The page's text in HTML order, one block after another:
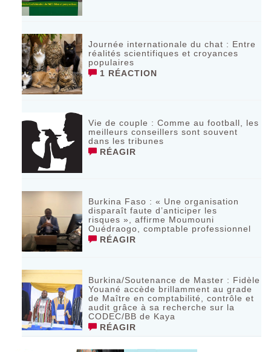
Journée internationale du chat : Entre
réalités scientifiques et croyances
populaires
1 RÉACTION
Vie de couple : Comme au football, les
meilleurs conseillers sont souvent
dans les tribunes
RÉAGIR
Burkina Faso : « Une organisation
disparaît faute d’anticiper les
risques », affirme Moumouni
Ouédraogo, comptable professionnel
RÉAGIR
Burkina/Soutenance de Master : Fidèle
Youané accède brillamment au grade
de Maître en comptabilité, contrôle et
audit grâce à sa recherche sur la
CODEC/BB de Kaya
RÉAGIR